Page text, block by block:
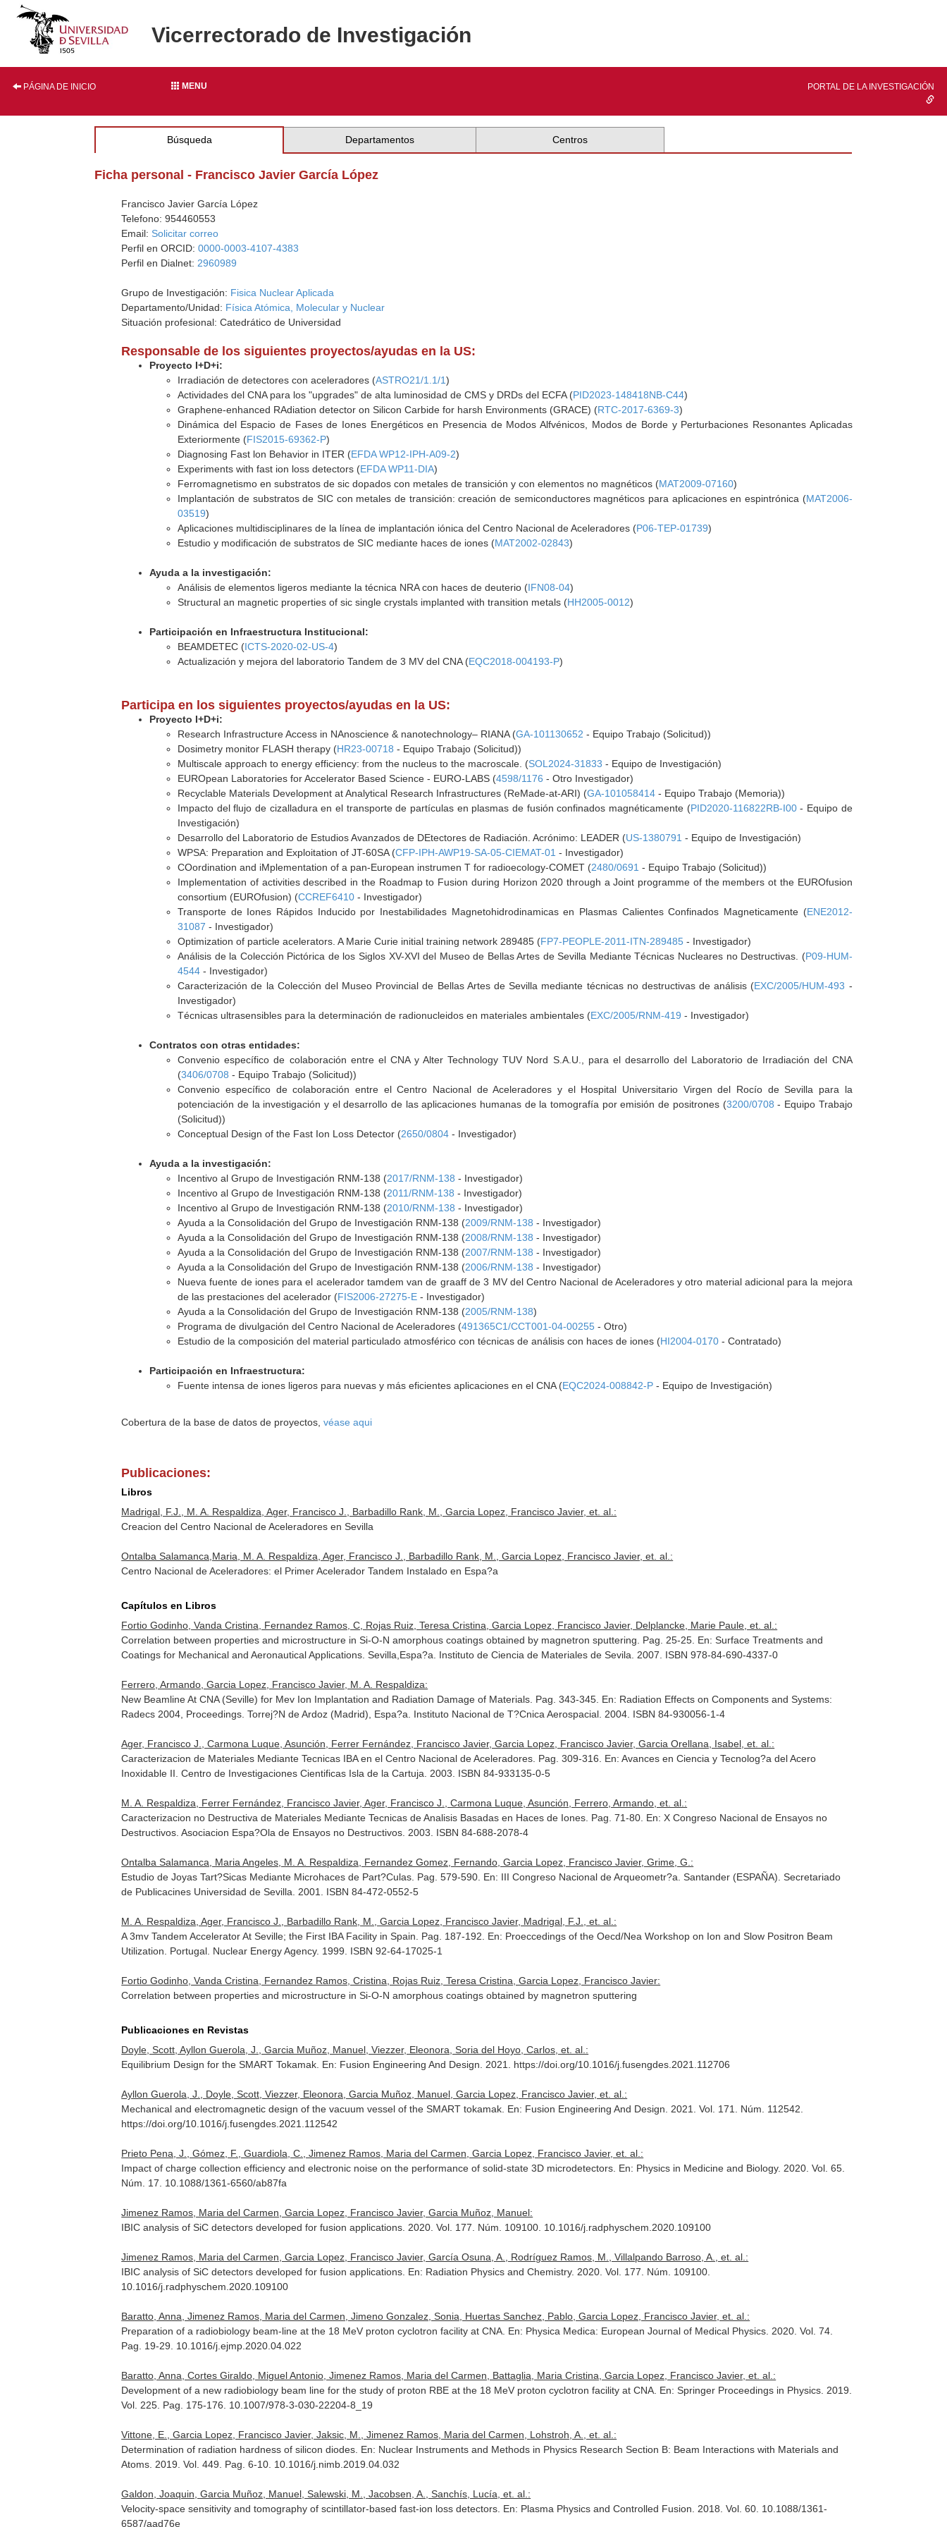
Vicerrectorado de Investigación
PÁGINA DE INICIO MENU PORTAL DE LA INVESTIGACIÓN
Búsqueda Departamentos Centros
Ficha personal - Francisco Javier García López
Francisco Javier García López
Telefono: 954460553
Email: Solicitar correo
Perfil en ORCID:0000-0003-4107-4383
Perfil en Dialnet: 2960989
Grupo de Investigación: Fisica Nuclear Aplicada
Departamento/Unidad: Física Atómica, Molecular y Nuclear
Situación profesional: Catedrático de Universidad
Responsable de los siguientes proyectos/ayudas en la US:
Proyecto I+D+i:
Irradiación de detectores con aceleradores (ASTRO21/1.1/1)
Actividades del CNA para los "upgrades" de alta luminosidad de CMS y DRDs del ECFA (PID2023-148418NB-C44)
Graphene-enhanced RAdiation detector on Silicon Carbide for harsh Environments (GRACE) (RTC-2017-6369-3)
Dinámica del Espacio de Fases de Iones Energéticos en Presencia de Modos Alfvénicos, Modos de Borde y Perturbaciones Resonantes Aplicadas
Exteriormente (FIS2015-69362-P)
Diagnosing Fast lon Behavior in ITER (EFDA WP12-IPH-A09-2)
Experiments with fast ion loss detectors (EFDA WP11-DIA)
Ferromagnetismo en substratos de sic dopados con metales de transición y con elementos no magnéticos (MAT2009-07160)
Implantación de substratos de SIC con metales de transición: creación de semiconductores magnéticos para aplicaciones en espintrónica (MAT2006-
03519)
Aplicaciones multidisciplinares de la línea de implantación iónica del Centro Nacional de Aceleradores (P06-TEP-01739)
Estudio y modificación de substratos de SIC mediante haces de iones (MAT2002-02843)
Ayuda a la investigación:
Análisis de elementos ligeros mediante la técnica NRA con haces de deuterio (IFN08-04)
Structural an magnetic properties of sic single crystals implanted with transition metals (HH2005-0012)
Participación en Infraestructura Institucional:
BEAMDETEC (ICTS-2020-02-US-4)
Actualización y mejora del laboratorio Tandem de 3 MV del CNA (EQC2018-004193-P)
Participa en los siguientes proyectos/ayudas en la US:
Proyecto I+D+i:
Research Infrastructure Access in NAnoscience & nanotechnology– RIANA (GA-101130652 - Equipo Trabajo (Solicitud))
Dosimetry monitor FLASH therapy (HR23-00718 - Equipo Trabajo (Solicitud))
Multiscale approach to energy efficiency: from the nucleus to the macroscale. (SOL2024-31833 - Equipo de Investigación)
EUROpean Laboratories for Accelerator Based Science - EURO-LABS (4598/1176 - Otro Investigador)
Recyclable Materials Development at Analytical Research Infrastructures (ReMade-at-ARI) (GA-101058414 - Equipo Trabajo (Memoria))
Impacto del flujo de cizalladura en el transporte de partículas en plasmas de fusión confinados magnéticamente (PID2020-116822RB-I00- Equipo de
Investigación)
Desarrollo del Laboratorio de Estudios Avanzados de DEtectores de Radiación. Acrónimo: LEADER (US-1380791 - Equipo de Investigación)
WPSA: Preparation and Exploitation of JT-60SA (CFP-IPH-AWP19-SA-05-CIEMAT-01 - Investigador)
COordination and iMplementation of a pan-European instrumen T for radioecology-COMET (2480/0691 - Equipo Trabajo (Solicitud))
Implementation of activities described in the Roadmap to Fusion during Horizon 2020 through a Joint programme of the members ot the EUROfusion
consortium (EUROfusion) (CCREF6410 - Investigador)
Transporte de Iones Rápidos Inducido por Inestabilidades Magnetohidrodinamicas en Plasmas Calientes Confinados Magneticamente (ENE2012-
31087 - Investigador)
Optimization of particle acelerators. A Marie Curie initial training network 289485 (FP7-PEOPLE-2011-ITN-289485 - Investigador)
Análisis de la Colección Pictórica de los Siglos XV-XVI del Museo de Bellas Artes de Sevilla Mediante Técnicas Nucleares no Destructivas. (P09-HUM-
4544 - Investigador)
Caracterización de la Colección del Museo Provincial de Bellas Artes de Sevilla mediante técnicas no destructivas de análisis (EXC/2005/HUM-493 -
Investigador)
Técnicas ultrasensibles para la determinación de radionucleidos en materiales ambientales (EXC/2005/RNM-419 - Investigador)
Contratos con otras entidades:
Convenio específico de colaboración entre el CNA y Alter Technology TUV Nord S.A.U., para el desarrollo del Laboratorio de Irradiación del CNA
(3406/0708 - Equipo Trabajo (Solicitud))
Convenio específico de colaboración entre el Centro Nacional de Aceleradores y el Hospital Universitario Virgen del Rocío de Sevilla para la
potenciación de la investigación y el desarrollo de las aplicaciones humanas de la tomografía por emisión de positrones (3200/0708 - Equipo Trabajo
(Solicitud))
Conceptual Design of the Fast Ion Loss Detector (2650/0804 - Investigador)
Ayuda a la investigación:
Incentivo al Grupo de Investigación RNM-138 (2017/RNM-138 - Investigador)
Incentivo al Grupo de Investigación RNM-138 (2011/RNM-138 - Investigador)
Incentivo al Grupo de Investigación RNM-138 (2010/RNM-138 - Investigador)
Ayuda a la Consolidación del Grupo de Investigación RNM-138 (2009/RNM-138 - Investigador)
Ayuda a la Consolidación del Grupo de Investigación RNM-138 (2008/RNM-138 - Investigador)
Ayuda a la Consolidación del Grupo de Investigación RNM-138 (2007/RNM-138 - Investigador)
Ayuda a la Consolidación del Grupo de Investigación RNM-138 (2006/RNM-138 - Investigador)
Nueva fuente de iones para el acelerador tamdem van de graaff de 3 MV del Centro Nacional de Aceleradores y otro material adicional para la mejora
de las prestaciones del acelerador (FIS2006-27275-E - Investigador)
Ayuda a la Consolidación del Grupo de Investigación RNM-138 (2005/RNM-138)
Programa de divulgación del Centro Nacional de Aceleradores (491365C1/CCT001-04-00255 - Otro)
Estudio de la composición del material particulado atmosférico con técnicas de análisis con haces de iones (HI2004-0170 - Contratado)
Participación en Infraestructura:
Fuente intensa de iones ligeros para nuevas y más eficientes aplicaciones en el CNA (EQC2024-008842-P - Equipo de Investigación)
Cobertura de la base de datos de proyectos,véase aqui
Publicaciones:
Libros
Madrigal, F.J., M. A. Respaldiza, Ager, Francisco J., Barbadillo Rank, M., Garcia Lopez, Francisco Javier, et. al.:
Creacion del Centro Nacional de Aceleradores en Sevilla
Ontalba Salamanca,Maria, M. A. Respaldiza, Ager, Francisco J., Barbadillo Rank, M., Garcia Lopez, Francisco Javier, et. al.:
Centro Nacional de Aceleradores: el Primer Acelerador Tandem Instalado en Espa?a
Capítulos en Libros
Fortio Godinho, Vanda Cristina, Fernandez Ramos, C, Rojas Ruiz, Teresa Cristina, Garcia Lopez, Francisco Javier, Delplancke, Marie Paule, et. al.:
Correlation between properties and microstructure in Si-O-N amorphous coatings obtained by magnetron sputtering. Pag. 25-25. En: Surface Treatments and
Coatings for Mechanical and Aeronautical Applications . Sevilla,Espa?a. Instituto de Ciencia de Materiales de Sevila. 2007. ISBN 978-84-690-4337-0
Ferrero, Armando, Garcia Lopez, Francisco Javier, M. A. Respaldiza:
New Beamline At CNA (Seville) for Mev Ion Implantation and Radiation Damage of Materials. Pag. 343-345. En: Radiation Effects on Components and Systems:
Radecs 2004, Proceedings . Torrej?N de Ardoz (Madrid), Espa?a. Instituto Nacional de T?Cnica Aerospacial. 2004. ISBN 84-930056-1-4
Ager, Francisco J., Carmona Luque, Asunción, Ferrer Fernández, Francisco Javier, Garcia Lopez, Francisco Javier, Garcia Orellana, Isabel, et. al.:
Caracterizacion de Materiales Mediante Tecnicas IBA en el Centro Nacional de Aceleradores. Pag. 309-316. En: Avances en Ciencia y Tecnolog?a del Acero
Inoxidable II . Centro de Investigaciones Cientificas Isla de la Cartuja. 2003. ISBN 84-933135-0-5
M. A. Respaldiza, Ferrer Fernández, Francisco Javier, Ager, Francisco J., Carmona Luque, Asunción, Ferrero, Armando, et. al.:
Caracterizacion no Destructiva de Materiales Mediante Tecnicas de Analisis Basadas en Haces de Iones. Pag. 71-80. En: X Congreso Nacional de Ensayos no
Destructivos . Asociacion Espa?Ola de Ensayos no Destructivos. 2003. ISBN 84-688-2078-4
Ontalba Salamanca, Maria Angeles, M. A. Respaldiza, Fernandez Gomez, Fernando, Garcia Lopez, Francisco Javier, Grime, G.:
Estudio de Joyas Tart?Sicas Mediante Microhaces de Part?Culas. Pag. 579-590. En: III Congreso Nacional de Arqueometr?a . Santander (ESPAÑA). Secretariado
de Publicacines Universidad de Sevilla. 2001. ISBN 84-472-0552-5
M. A. Respaldiza, Ager, Francisco J., Barbadillo Rank, M., Garcia Lopez, Francisco Javier, Madrigal, F.J., et. al.:
A 3mv Tandem Accelerator At Seville; the First IBA Facility in Spain. Pag. 187-192. En: Proeccedings of the Oecd/Nea Workshop on Ion and Slow Positron Beam
Utilization . Portugal. Nuclear Energy Agency. 1999. ISBN 92-64-17025-1
Fortio Godinho, Vanda Cristina, Fernandez Ramos, Cristina, Rojas Ruiz, Teresa Cristina, Garcia Lopez, Francisco Javier:
Correlation between properties and microstructure in Si-O-N amorphous coatings obtained by magnetron sputtering
Publicaciones en Revistas
Doyle, Scott, Ayllon Guerola, J., Garcia Muñoz, Manuel, Viezzer, Eleonora, Soria del Hoyo, Carlos, et. al.:
Equilibrium Design for the SMART Tokamak. En: Fusion Engineering And Design . 2021. https://doi.org/10.1016/j.fusengdes.2021.112706
Ayllon Guerola, J., Doyle, Scott, Viezzer, Eleonora, Garcia Muñoz, Manuel, Garcia Lopez, Francisco Javier, et. al.:
Mechanical and electromagnetic design of the vacuum vessel of the SMART tokamak. En: Fusion Engineering And Design . 2021. Vol. 171. Núm. 112542.
https://doi.org/10.1016/j.fusengdes.2021.112542
Prieto Pena, J., Gómez, F., Guardiola, C., Jimenez Ramos, Maria del Carmen, Garcia Lopez, Francisco Javier, et. al.:
Impact of charge collection efficiency and electronic noise on the performance of solid-state 3D microdetectors. En: Physics in Medicine and Biology. 2020. Vol. 65.
Núm. 17. 10.1088/1361-6560/ab87fa
Jimenez Ramos, Maria del Carmen, Garcia Lopez, Francisco Javier, Garcia Muñoz, Manuel:
IBIC analysis of SiC detectors developed for fusion applications. 2020. Vol. 177. Núm. 109100. 10.1016/j.radphyschem.2020.109100
Jimenez Ramos, Maria del Carmen, Garcia Lopez, Francisco Javier, García Osuna, A., Rodríguez Ramos, M., Villalpando Barroso, A., et. al.:
IBIC analysis of SiC detectors developed for fusion applications. En: Radiation Physics and Chemistry. 2020. Vol. 177. Núm. 109100.
10.1016/j.radphyschem.2020.109100
Baratto, Anna, Jimenez Ramos, Maria del Carmen, Jimeno Gonzalez, Sonia, Huertas Sanchez, Pablo, Garcia Lopez, Francisco Javier, et. al.:
Preparation of a radiobiology beam-line at the 18 MeV proton cyclotron facility at CNA. En: Physica Medica: European Journal of Medical Physics . 2020. Vol. 74.
Pag. 19-29. 10.1016/j.ejmp.2020.04.022
Baratto, Anna, Cortes Giraldo, Miguel Antonio, Jimenez Ramos, Maria del Carmen, Battaglia, Maria Cristina, Garcia Lopez, Francisco Javier, et. al.:
Development of a new radiobiology beam line for the study of proton RBE at the 18 MeV proton cyclotron facility at CNA. En: Springer Proceedings in Physics . 2019.
Vol. 225. Pag. 175-176. 10.1007/978-3-030-22204-8_19
Vittone, E., Garcia Lopez, Francisco Javier, Jaksic, M., Jimenez Ramos, Maria del Carmen, Lohstroh, A., et. al.:
Determination of radiation hardness of silicon diodes. En: Nuclear Instruments and Methods in Physics Research Section B: Beam Interactions with Materials and
Atoms . 2019. Vol. 449. Pag. 6-10. 10.1016/j.nimb.2019.04.032
Galdon, Joaquin, Garcia Muñoz, Manuel, Salewski, M., Jacobsen, A., Sanchís, Lucía, et. al.:
Velocity-space sensitivity and tomography of scintillator-based fast-ion loss detectors. En: Plasma Physics and Controlled Fusion . 2018. Vol. 60. 10.1088/1361-
6587/aad76e